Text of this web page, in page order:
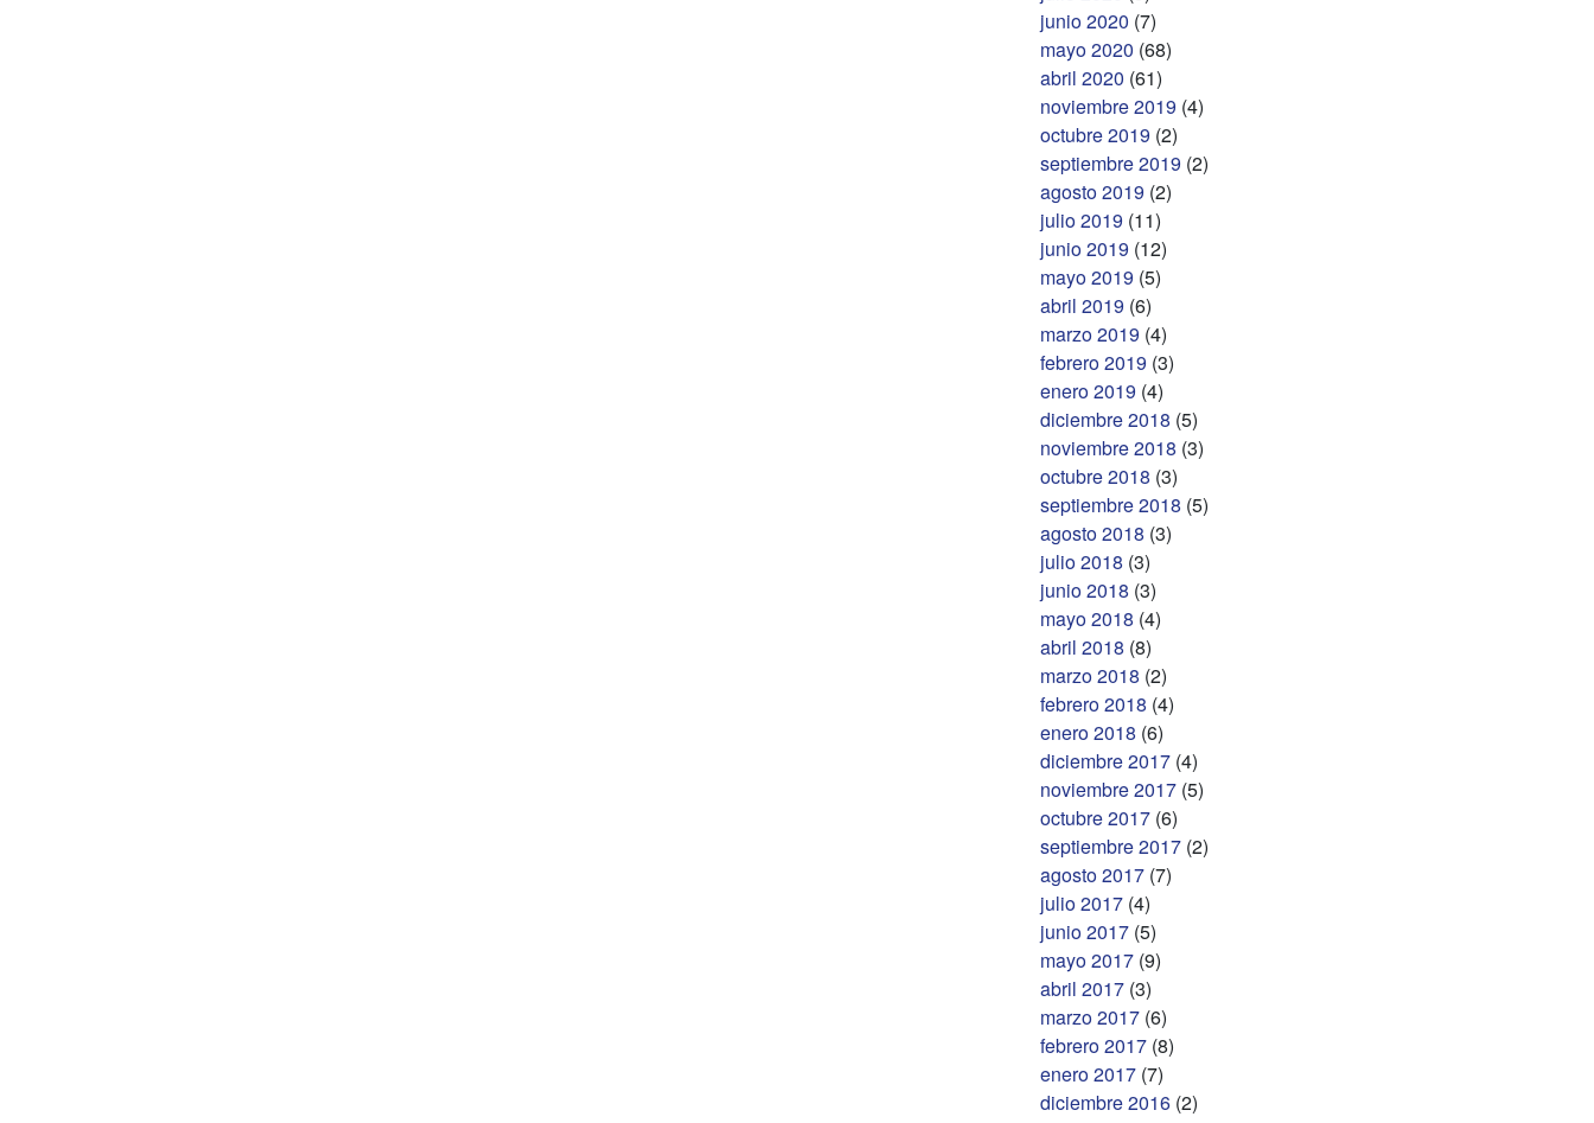
junio 2020 (7)
mayo 2020 (68)
abril 2020 (61)
noviembre 2019 (4)
octubre 2019 (2)
septiembre 2019 (2)
agosto 2019 (2)
julio 2019 (11)
junio 2019 (12)
mayo 2019 (5)
abril 2019 (6)
marzo 2019 (4)
febrero 2019 (3)
enero 2019 (4)
diciembre 2018 (5)
noviembre 2018 (3)
octubre 2018 (3)
septiembre 2018 (5)
agosto 2018 (3)
julio 2018 (3)
junio 2018 (3)
mayo 2018 (4)
abril 2018 (8)
marzo 2018 (2)
febrero 2018 (4)
enero 2018 (6)
diciembre 2017 (4)
noviembre 2017 (5)
octubre 2017 (6)
septiembre 2017 (2)
agosto 2017 (7)
julio 2017 (4)
junio 2017 (5)
mayo 2017 (9)
abril 2017 (3)
marzo 2017 (6)
febrero 2017 (8)
enero 2017 (7)
diciembre 2016 (2)